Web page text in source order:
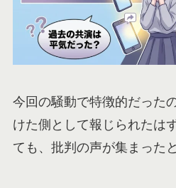
今回の騒動で特徴的だった
けた側として報じられたは
ても、批判の声が集まった